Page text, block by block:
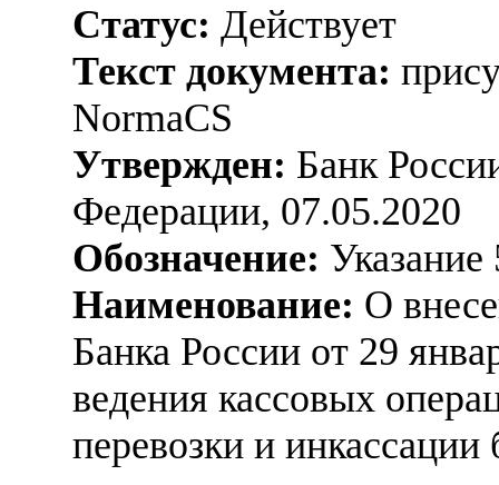
Статус: Действует
Текст документа:
NormaCS
Утвержден: Банк
Федерации, 07.05.2020
Обозначение:
Наименование: О
Банка России от 29
ведения кассовых
перевозки и